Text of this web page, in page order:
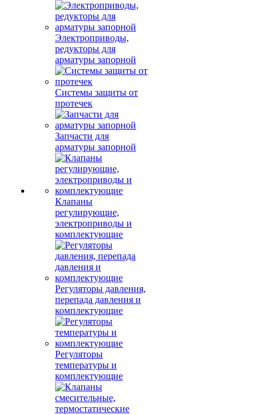
Электроприводы,
редукторы для
арматуры запорной
Системы защиты от
протечек
Запчасти для
арматуры запорной
Клапаны
регулирующие,
электроприводы и
комплектующие
Регуляторы давления,
перепада давления и
комплектующие
Регуляторы
температуры и
комплектующие